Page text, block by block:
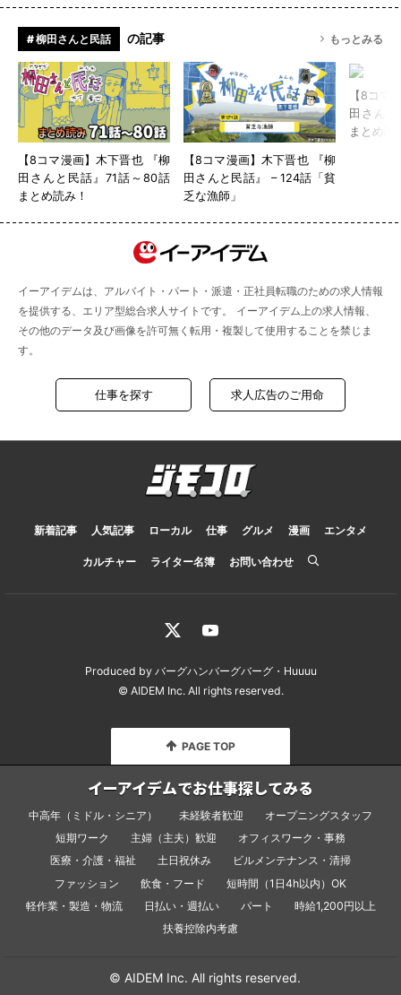
# 柳田さんと民話 の記事 もっとみる
【8コマ漫画】木下晋也 『柳
田さんと民話』71話～80話
まとめ読み！
【8コマ漫画】木下晋也 『柳
田さんと民話』 – 124話「貧
乏な漁師」
【8コマ
田さん
まとめ読
イーアイデムは、アルバイト・パート・派遣・正社員転職のための求人情報
を提供する、エリア型総合求人サイトです。 イーアイデム上の求人情報、
その他のデータ及び画像を許可無く転用・複製して使用することを禁じま
す。
仕事を探す 求人広告のご用命
新着記事 人気記事 ローカル 仕事 グルメ 漫画 エンタメ
カルチャー ライター名簿 お問い合わせ
Produced by バーグハンバーグバーグ・ Huuuu
© AIDEM Inc. All rights reserved.
PAGE TOP
イーアイデムでお仕事探してみる
中高年（ミドル・シニア） 未経験者歓迎
オープニングスタッフ
短期ワーク
主婦（主夫）歓迎
オフィスワーク・事務
医療・介護・福祉
土日祝休み
ビルメンテナンス・清掃
ファッション
飲食・フード
短時間（1日4h以内）OK
軽作業・製造・物流
日払い・週払い パート
時給1,200円以上
扶養控除内考慮
© AIDEM Inc. All rights reserved.